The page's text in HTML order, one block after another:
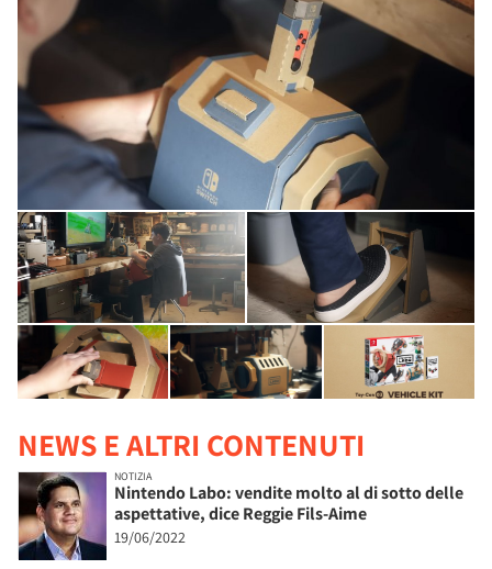
NEWS E ALTRI CONTENUTI
NOTIZIA
Nintendo Labo: vendite molto al di sotto delle
aspettative, dice Reggie Fils-Aime
19/06/2022